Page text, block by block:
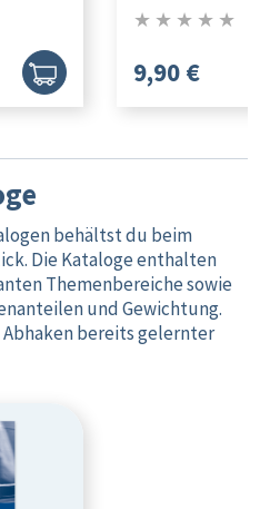
★ ★ ★ ★ ★
9,90 €
behältst du beim
Die Kataloge enthalten
Themenbereiche sowie
und Gewichtung.
bereits gelernter